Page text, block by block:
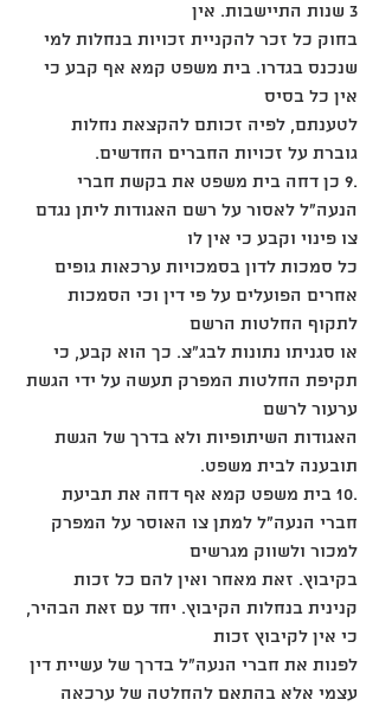
3 שנות התיישבות. אין
בחוק כל זכר להקניית זכויות בנחלות למי
שנכנס בגדרו. בית משפט קמא אף קבע כי
אין כל בסיס
לטענתם, לפיה זכותם להקצאת נחלות
גוברת על זכויות החברים החדשים.
.9 כן דחה בית משפט את בקשת חברי
הנעה"ל לאסור על רשם האגודות ליתן נגדם
צו פינוי וקבע כי אין לו
כל סמכות לדון בסמכויות ערכאות גופים
אחרים הפועלים על פי דין וכי הסמכות
לתקוף החלטות הרשם
או סגניתו נתונות לבג"צ. כך הוא קבע, כי
תקיפת החלטות המפרק תעשה על ידי הגשת
ערעור לרשם
האגודות השיתופיות ולא בדרך של הגשת
תובענה לבית משפט.
.10 בית משפט קמא אף דחה את תביעת
חברי הנעה"ל למתן צו האוסר על המפרק
למכור ולשווק מגרשים
בקיבוץ. זאת מאחר ואין להם כל זכות
קנינית בנחלות הקיבוץ. יחד עם זאת הבהיר,
כי אין לקיבוץ זכות
לפנות את חברי הנעה"ל בדרך של עשיית דין
עצמי אלא בהתאם להחלטה של ערכאה